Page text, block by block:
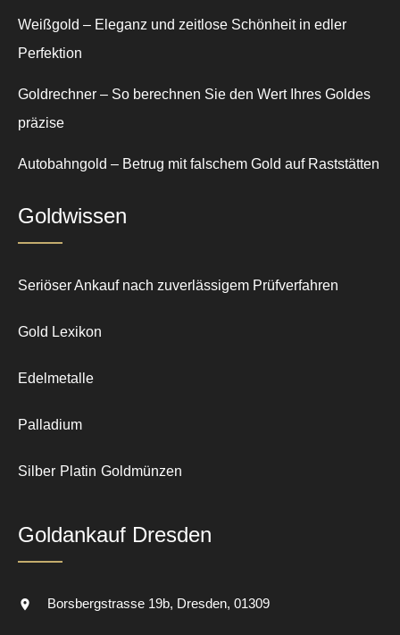
Weißgold – Eleganz und zeitlose Schönheit in edler
Perfektion
Goldrechner – So berechnen Sie den Wert Ihres Goldes
präzise
Autobahngold – Betrug mit falschem Gold auf Raststätten
Goldwissen
Seriöser Ankauf nach zuverlässigem Prüfverfahren
Gold Lexikon
Edelmetalle
Palladium
Silber Platin Goldmünzen
Goldankauf Dresden
Borsbergstrasse 19b Dresden 01309